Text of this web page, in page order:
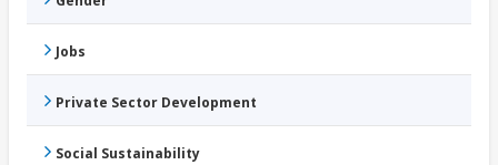
Jobs
Private Sector Development
Social Sustainability